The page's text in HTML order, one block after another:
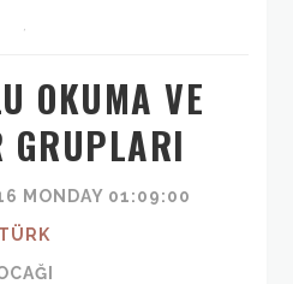
,
OKUMA VE
GRUPLARI
MONDAY 01:09:00
TÜRK